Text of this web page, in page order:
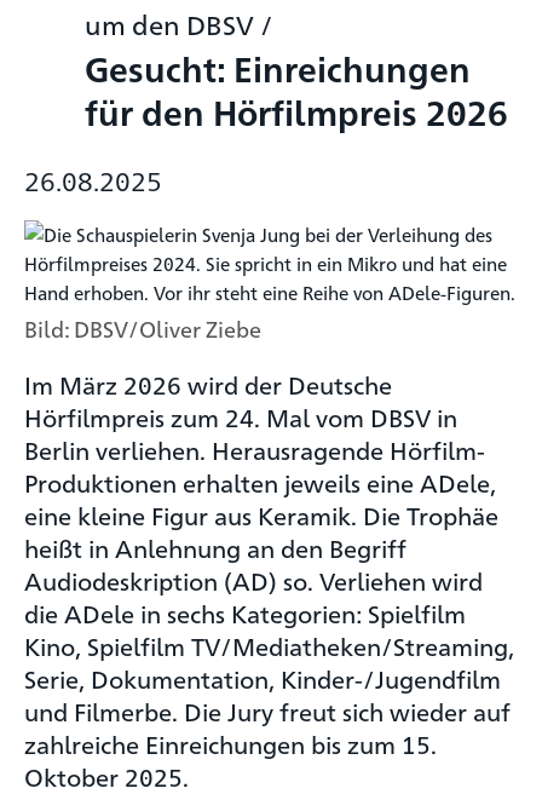
um den DBSV /
Gesucht: Einreichungen
für den Hörfilmpreis 2026
26.08.2025
Bild: DBSV/Oliver Ziebe
Im März 2026 wird der Deutsche
Hörfilmpreis zum 24. Mal vom DBSV in
Berlin verliehen. Herausragende Hörfilm-
Produktionen erhalten jeweils eine ADele,
eine kleine Figur aus Keramik. Die Trophäe
heißt in Anlehnung an den Begriff
Audiodeskription (AD) so. Verliehen wird
die ADele in sechs Kategorien: Spielfilm
Kino, Spielfilm TV/Mediatheken/Streaming,
Serie, Dokumentation, Kinder-/Jugendfilm
und Filmerbe. Die Jury freut sich wieder auf
zahlreiche Einreichungen bis zum 15.
Oktober 2025.